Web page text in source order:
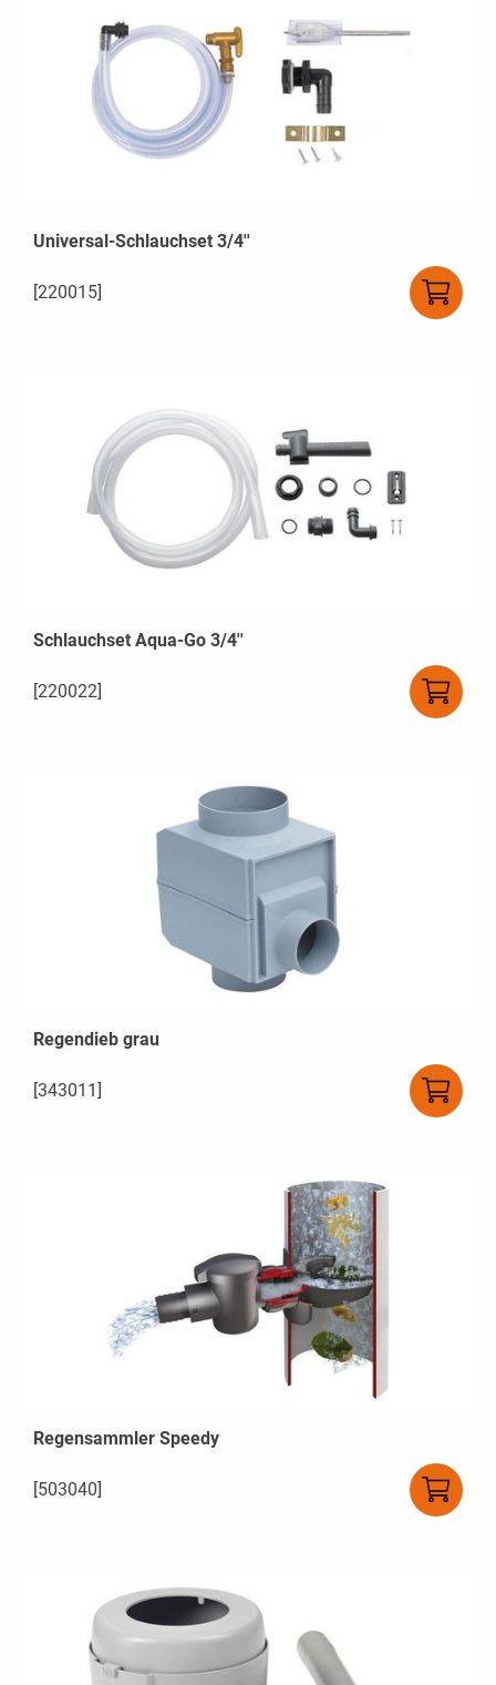
Universal-Schlauchset 3/4''
[220015]
Schlauchset Aqua-Go 3/4''
[220022]
Regendieb grau
[343011]
Regensammler Speedy
[503040]